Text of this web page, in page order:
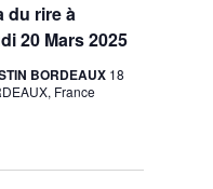
du rire à
20 Mars 2025
BORDEAUX 18
France